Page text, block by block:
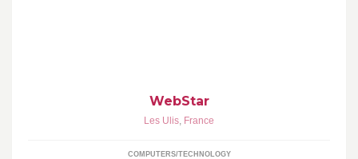
WebStar
Les Ulis, France
COMPUTERS/TECHNOLOGY